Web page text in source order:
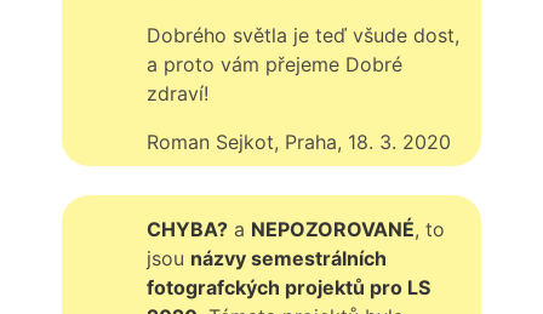
Dobrého světla je teď všude dost,
a proto vám přejeme Dobré
zdraví!
Roman Sejkot, Praha, 18. 3. 2020
CHYBA? a NEPOZOROVANÉ, to
jsou názvy semestrálních
fotografckých projektů pro LS